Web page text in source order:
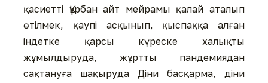
қасиетті Құрбан айт мейрамы қалай аталып
өтілмек, қаупі асқынып, қыспаққа алған
індетке қарсы күреске халықты
жұмылдыруда, жұртты пандемиядан
сақтануға шақыруда Діни басқарма, діни